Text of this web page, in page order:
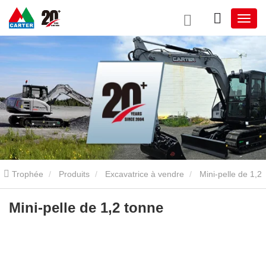
Trophée Produits Excavatrice à vendre
tonne
Mini-pelle de 1,2 tonne